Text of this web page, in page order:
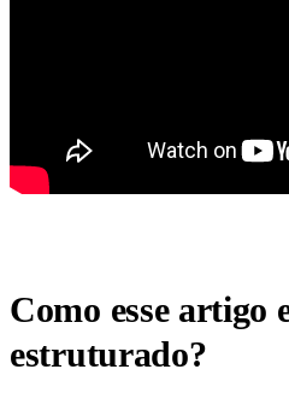
Como esse artigo
estruturado?